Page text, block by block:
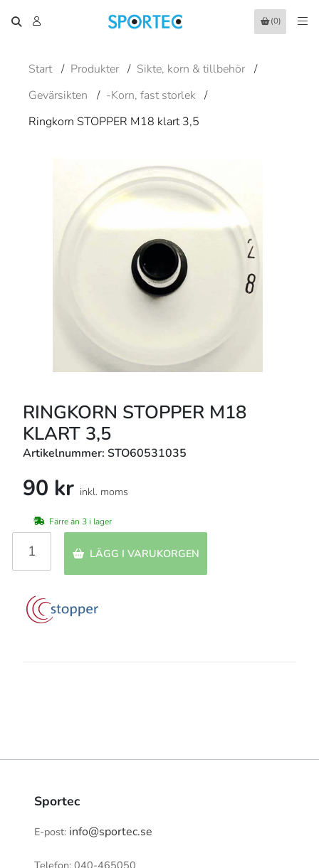
(0)
Start / Produkter / Sikte, korn & tillbehör /
Gevärsikten
/ -Korn, fast storlek
/
Ringkorn STOPPER M18 klart 3,5
RINGKORN STOPPER M18
KLART 3,5
Artikelnummer: STO60531035
90 kr inkl. moms
Färre än 3 i lager
LÄGG I VARUKORGEN
Sportec
E-post: info@sportec.se